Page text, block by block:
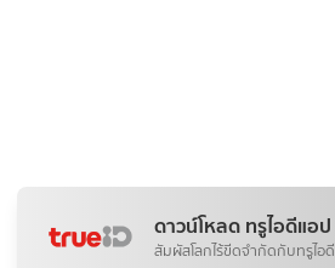
ดาวน์โหลด ทรูไอดีแอป
สัมผัสโลกไร้ขีดจำกัดกับทรูไอดี